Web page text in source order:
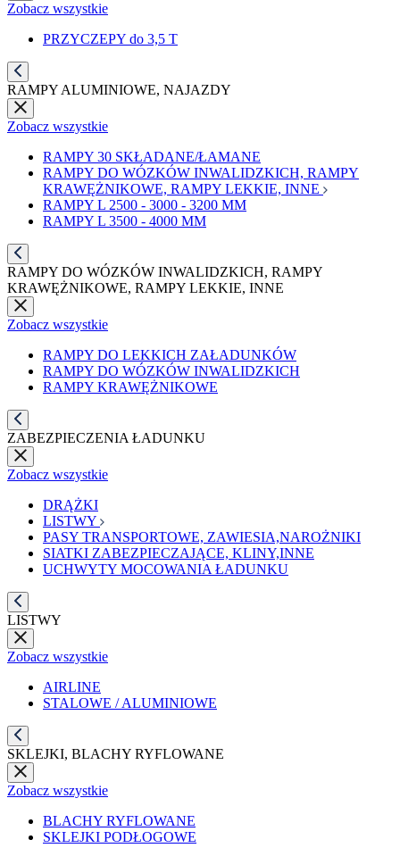
Zobacz wszystkie
PRZYCZEPY do 3,5 T
RAMPY ALUMINIOWE, NAJAZDY
Zobacz wszystkie
RAMPY 30 SKŁADANE/ŁAMANE
RAMPY DO WÓZKÓW INWALIDZKICH, RAMPY
KRAWĘŻNIKOWE, RAMPY LEKKIE, INNE
RAMPY L 2500 - 3000 - 3200 MM
RAMPY L 3500 - 4000 MM
RAMPY DO WÓZKÓW INWALIDZKICH, RAMPY
KRAWĘŻNIKOWE, RAMPY LEKKIE, INNE
Zobacz wszystkie
RAMPY DO LEKKICH ZAŁADUNKÓW
RAMPY DO WÓZKÓW INWALIDZKICH
RAMPY KRAWĘŻNIKOWE
ZABEZPIECZENIA ŁADUNKU
Zobacz wszystkie
DRĄŻKI
LISTWY
PASY TRANSPORTOWE, ZAWIESIA,NAROŻNIKI
SIATKI ZABEZPIECZAJĄCE, KLINY,INNE
UCHWYTY MOCOWANIA ŁADUNKU
LISTWY
Zobacz wszystkie
AIRLINE
STALOWE / ALUMINIOWE
SKLEJKI, BLACHY RYFLOWANE
Zobacz wszystkie
BLACHY RYFLOWANE
SKLEJKI PODŁOGOWE